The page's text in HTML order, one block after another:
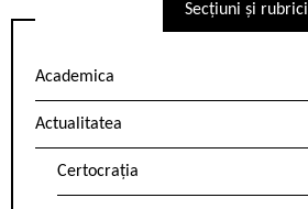
Secțiuni și rubrici
Academica
Actualitatea
Certocrația